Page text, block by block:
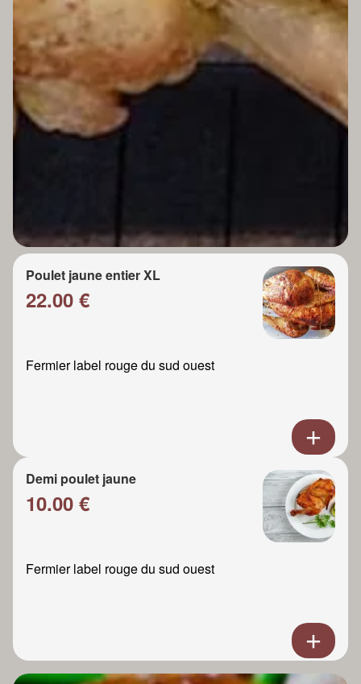
Poulet jaune entier XL
22.00 €
Fermier label rouge du sud ouest
Demi poulet jaune
10.00 €
Fermier label rouge du sud ouest